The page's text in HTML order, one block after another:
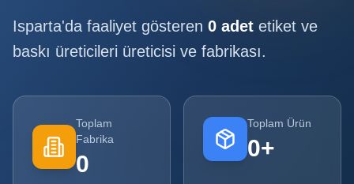
Ana
Sayfa
Tüm
Ürünler
Isparta'da faaliyet gösteren 0 adet etiket ve
baskı üreticileri üreticisi ve fabrikası.
Toplam
Fabrika
0
Toplam Ürün
0+